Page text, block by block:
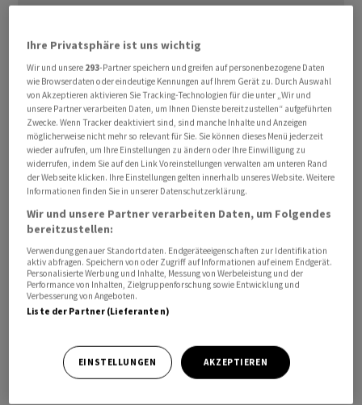
Die durch den Konflikt am Persischen Golf verursachten
Marktverwerfungen stellten für die Düngerversorgung
der anstehenden Frühjahrsaussaat in Deutschland nach
Kenntnis des Ministeriums «keine Gefahr» dar,
erläuterte das Ressort. Die weiteren Entwicklungen
hingen von der Dauer der Krise ab. Bei einer längeren
Dauer sei davon auszugehen, «dass die
Preisentwicklungen auf dem Öl- und Gasmarkt sich
stärker auch auf den deutschen Düngemittelmarkt und
insbesondere auf die kommende Anbauperiode
2026/2027 auswirken».
Folgen für die Getreideernte?
landwirtschaftlichen Betriebe bei neuen
Düngemittelkäufen aktuell zurückhaltend, erklärte
Ihre Privatsphäre ist uns wichtig
Wir und unsere 293-Partner speichern und greifen auf personenbezogene Daten
wie Browserdaten oder eindeutige Kennungen auf Ihrem Gerät zu. Durch Auswahl
von Akzeptieren aktivieren Sie Tracking-Technologien für die unter „Wir und
unsere Partner verarbeiten Daten, um Ihnen Dienste bereitzustellen“ aufgeführten
Zwecke. Wenn Tracker deaktiviert sind, sind manche Inhalte und Anzeigen
möglicherweise nicht mehr so relevant für Sie. Sie können dieses Menü jederzeit
wieder aufrufen, um Ihre Einstellungen zu ändern oder Ihre Einwilligung zu
widerrufen, indem Sie auf den Link Voreinstellungen verwalten am unteren Rand
der Webseite klicken. Ihre Einstellungen gelten innerhalb unseres Website. Weitere
Informationen finden Sie in unserer Datenschutzerklärung.
Wir und unsere Partner verarbeiten Daten, um Folgendes
bereitzustellen:
Verwendung genauer Standortdaten. Endgeräteeigenschaften zur Identifikation
aktiv abfragen. Speichern von oder Zugriff auf Informationen auf einem Endgerät.
Personalisierte Werbung und Inhalte, Messung von Werbeleistung und der
Performance von Inhalten, Zielgruppenforschung sowie Entwicklung und
Verbesserung von Angeboten.
Liste der Partner (Lieferanten)
EINSTELLUNGEN AKZEPTIEREN